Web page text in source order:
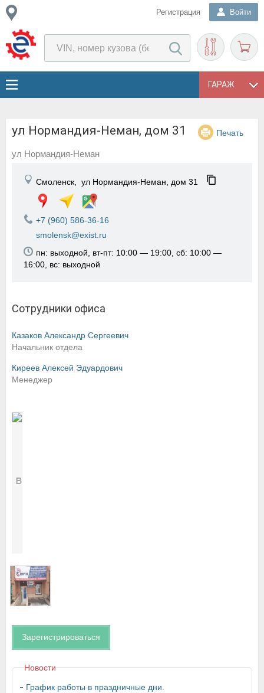
Регистрация Войти
ГАРАЖ
ул Нормандия-Неман, дом 31 Печать
ул Нормандия-Неман
Смоленск, ул Нормандия-Неман, дом 31
+7 (960) 586-36-16
smolensk@exist.ru
пн: выходной, вт-пт: 10:00 — 19:00, сб: 10:00 —
16:00, вс: выходной
Сотрудники офиса
Казаков Александр Сергеевич
Начальник отдела
Киреев Алексей Эдуардович
Менеджер
Зарегистрироваться
Новости
График работы в праздничные дни.